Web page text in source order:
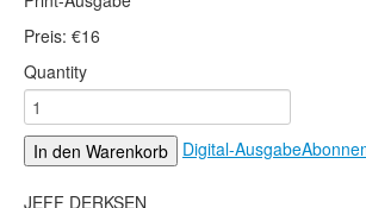
Shop
Datenschutz
Mediadaten
Bücher
Edition
Camera Austria Preis
Fotoarchiv Pierre Bourdieu
Preis: €16
Quantity
In den Warenkorb Digital-Ausgabe
JEFF DERKSEN